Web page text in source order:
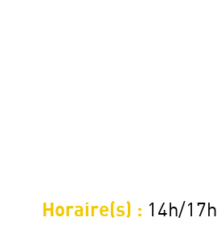
Horaire(s) : 14h/17h